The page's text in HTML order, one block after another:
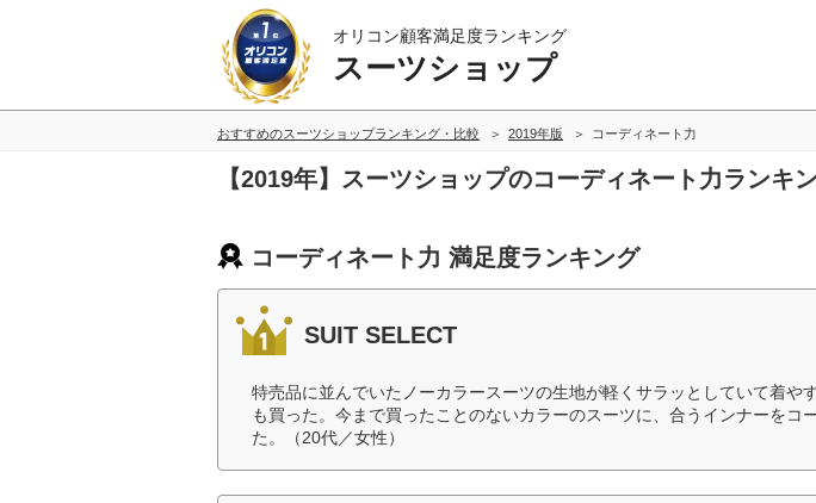
オリコン顧客満足度ランキング
スーツショップ
おすすめのスーツショップランキング・比較 2019年版 コーディネート力
【2019年】スーツショップのコーディネート力ランキ
コーディネート力 満足度ランキング
SUIT SELECT
特売品に並んでいたノーカラースーツの生地が軽くサラッとしていて着や
も買った。今まで買ったことのないカラーのスーツに、合うインナーをコ
た。（20代／女性）